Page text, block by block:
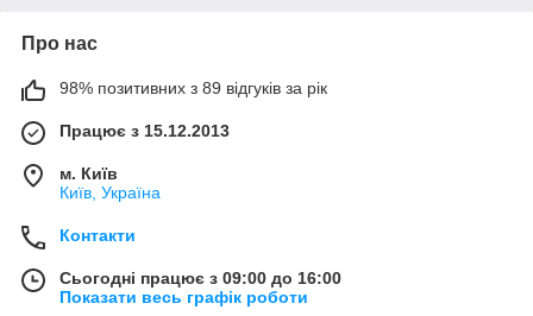
Про нас
98% позитивних з 89 відгуків за рік
Працює з 15.12.2013
м. Київ
Київ, Україна
Контакти
Сьогодні працює з 09:00 до 16:00
Показати весь графік роботи